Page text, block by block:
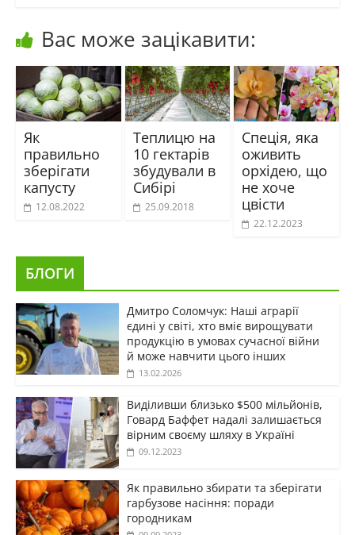
Вас може зацікавити:
Як
правильно
зберігати
капусту
12.08.2022
Теплицю на
10 гектарів
збудували в
Сибірі
25.09.2018
Спеція, яка
оживить
орхідею, що
не хоче
цвісти
22.12.2023
БЛОГИ
Дмитро Соломчук: Наші аграрії
єдині у світі, хто вміє вирощувати
продукцію в умовах сучасної війни
й може навчити цього інших
13.02.2026
Виділивши близько $500 мільйонів,
Говард Баффет надалі залишається
вірним своєму шляху в Україні
09.12.2023
Як правильно збирати та зберігати
гарбузове насіння: поради
городникам